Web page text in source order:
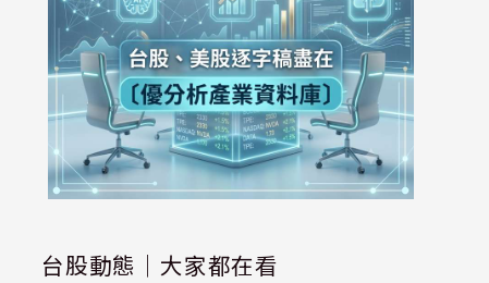
台股動態｜大家都在看